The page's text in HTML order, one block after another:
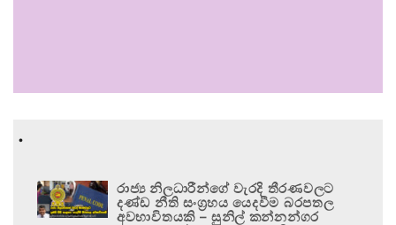
.
රාජ්‍ය නිලධාරීන්ගේ වැරදි තීරණවලට
දණ්ඩ නීති සංග්‍රහය යෙදවීම බරපතල
අවභාවිතයකි – සුනිල් කන්නන්ගර